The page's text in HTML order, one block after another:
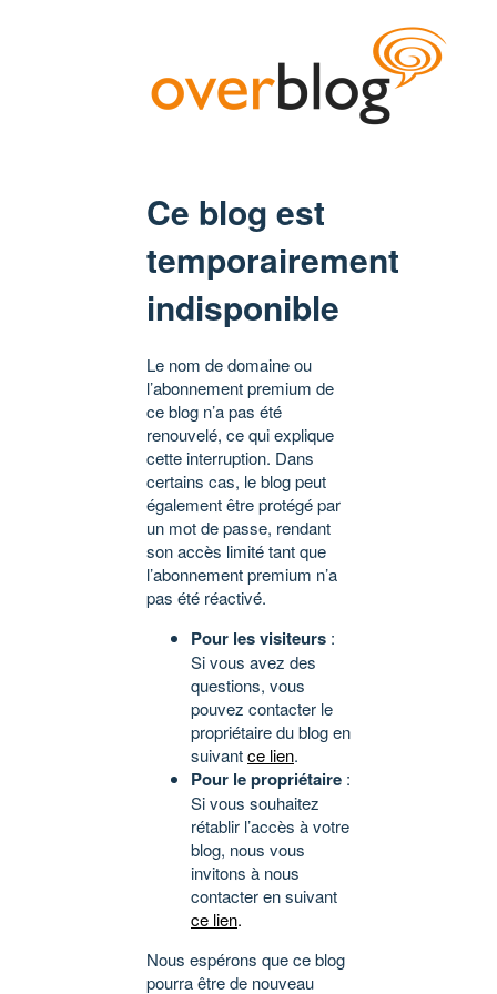
Ce blog est
temporairement
indisponible
Le nom de domaine ou
l’abonnement premium de
ce blog n’a pas été
renouvelé, ce qui explique
cette interruption. Dans
certains cas, le blog peut
également être protégé par
un mot de passe, rendant
son accès limité tant que
l’abonnement premium n’a
pas été réactivé.
Pour les visiteurs :
Si vous avez des
questions, vous
pouvez contacter le
propriétaire du blog en
suivantce lien.
Pour le propriétaire :
Si vous souhaitez
rétablir l’accès à votre
blog, nous vous
invitons à nous
contacter en suivant
ce lien.
Nous espérons que ce blog
pourra être de nouveau